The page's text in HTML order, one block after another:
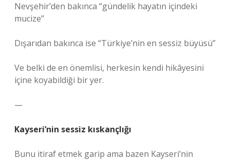
Nevşehir’den bakınca “gündelik hayatın içindeki
mucize”
Dışarıdan bakınca ise “Türkiye’nin en sessiz büyüsü”
Ve belki de en önemlisi, herkesin kendi hikâyesini
içine koyabildiği bir yer.
—
Kayseri’nin sessiz kıskançlığı
Bunu itiraf etmek garip ama bazen Kayseri’nin